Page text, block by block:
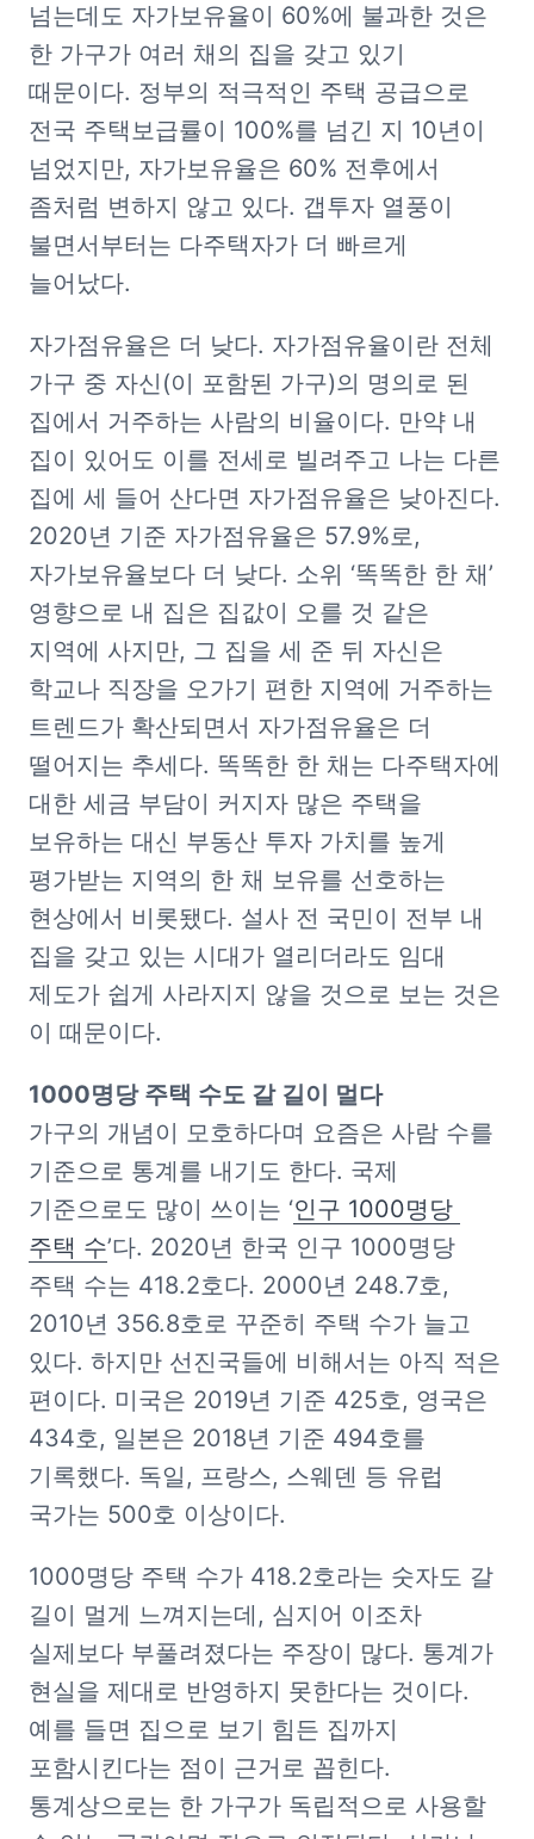
넘는데도 자가보유율이 60%에 불과한 것은
한 가구가 여러 채의 집을 갖고 있기
때문이다. 정부의 적극적인 주택 공급으로
전국 주택보급률이 100%를 넘긴 지 10년이
넘었지만, 자가보유율은 60% 전후에서
좀처럼 변하지 않고 있다. 갭투자 열풍이
불면서부터는 다주택자가 더 빠르게
늘어났다.
자가점유율은 더 낮다. 자가점유율이란 전체
가구 중 자신(이 포함된 가구)의 명의로 된
집에서 거주하는 사람의 비율이다. 만약 내
집이 있어도 이를 전세로 빌려주고 나는 다른
집에 세 들어 산다면 자가점유율은 낮아진다.
2020년 기준 자가점유율은 57.9%로,
자가보유율보다 더 낮다. 소위 ‘똑똑한 한 채’
영향으로 내 집은 집값이 오를 것 같은
지역에 사지만, 그 집을 세 준 뒤 자신은
학교나 직장을 오가기 편한 지역에 거주하는
트렌드가 확산되면서 자가점유율은 더
떨어지는 추세다. 똑똑한 한 채는 다주택자에
대한 세금 부담이 커지자 많은 주택을
보유하는 대신 부동산 투자 가치를 높게
평가받는 지역의 한 채 보유를 선호하는
현상에서 비롯됐다. 설사 전 국민이 전부 내
집을 갖고 있는 시대가 열리더라도 임대
제도가 쉽게 사라지지 않을 것으로 보는 것은
이 때문이다.
가구의 개념이 모호하다며 요즘은 사람 수를
기준으로 통계를 내기도 한다. 국제
기준으로도 많이 쓰이는 ‘인구 1000명당
주택 수’다. 2020년 한국 인구 1000명당
주택 수는 418.2호다. 2000년 248.7호,
2010년 356.8호로 꾸준히 주택 수가 늘고
있다. 하지만 선진국들에 비해서는 아직 적은
편이다. 미국은 2019년 기준 425호, 영국은
434호, 일본은 2018년 기준 494호를
기록했다. 독일, 프랑스, 스웨덴 등 유럽
국가는 500호 이상이다.
1000명당 주택 수가 418.2호라는 숫자도 갈
길이 멀게 느껴지는데, 심지어 이조차
실제보다 부풀려졌다는 주장이 많다. 통계가
현실을 제대로 반영하지 못한다는 것이다.
예를 들면 집으로 보기 힘든 집까지
포함시킨다는 점이 근거로 꼽힌다.
통계상으로는 한 가구가 독립적으로 사용할